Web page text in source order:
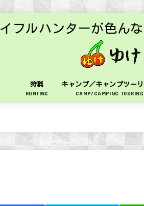
フルハンターが色ん
狩猟
HUNTING
キャンプ／キャンプツー
CAMP/CAMPING TOURING